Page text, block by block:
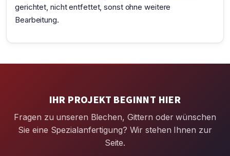
gerichtet, nicht entfettet, sonst ohne weitere
Bearbeitung.
IHR PROJEKT BEGINNT HIER
Fragen zu unseren Blechen, Gittern oder wünschen
Sie eine Spezialanfertigung? Wir stehen Ihnen zur
Seite.